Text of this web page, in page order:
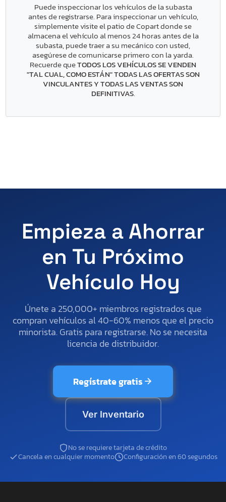
Puede inspeccionar los vehículos de la subasta
antes de registrarse. Para inspeccionar un vehículo,
simplemente visite el patio de Copart donde se
almacena el vehículo al menos 24 horas antes de la
subasta, puede traer a su mecánico con usted,
asegúrese de comunicarse primero con la yarda.
Recuerde queTODOS LOS VEHÍCULOS SE VENDEN
"TAL CUAL, COMO ESTÁN" TODAS LAS OFERTAS SON
VINCULANTES Y TODAS LAS VENTAS SON
DEFINITIVAS.
Empieza a Ahorrar
en Tu Próximo
Vehículo Hoy
Únete a 250,000+ miembros registrados que
compran vehículos al 40-60% menos que el precio
minorista. Gratis para registrarse. No se necesita
licencia de distribuidor.
Regístrate gratis
Ver Inventario
No se requiere tarjeta de crédito
Cancela en cualquier momento
Configuración en 60 segundos